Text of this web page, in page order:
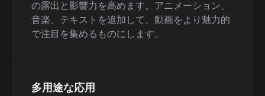
の露出と影響力を高めます。アニメーション、
音楽、テキストを追加して、動画をより魅力的
で注目を集めるものにします。
多用途な応用